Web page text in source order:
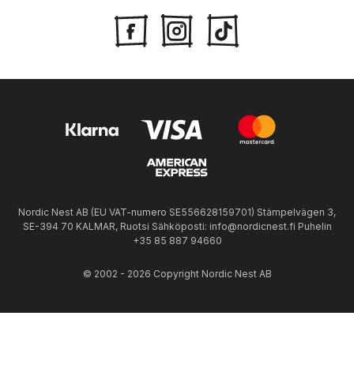
Nordic Nest AB (EU VAT-numero SE556628159701) Stämpelvägen 3,
SE-394 70 KALMAR, Ruotsi Sähköposti: info@nordicnest.fi Puhelin
+35 85 887 94660
© 2002 - 2026 Copyright Nordic Nest AB